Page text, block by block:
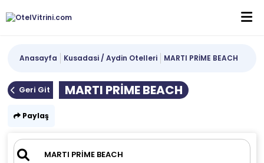
Anasayfa Kusadasi / Aydin Otelleri MARTI PRİME BEACH
Geri Git MARTI PRİME BEACH
Paylaş